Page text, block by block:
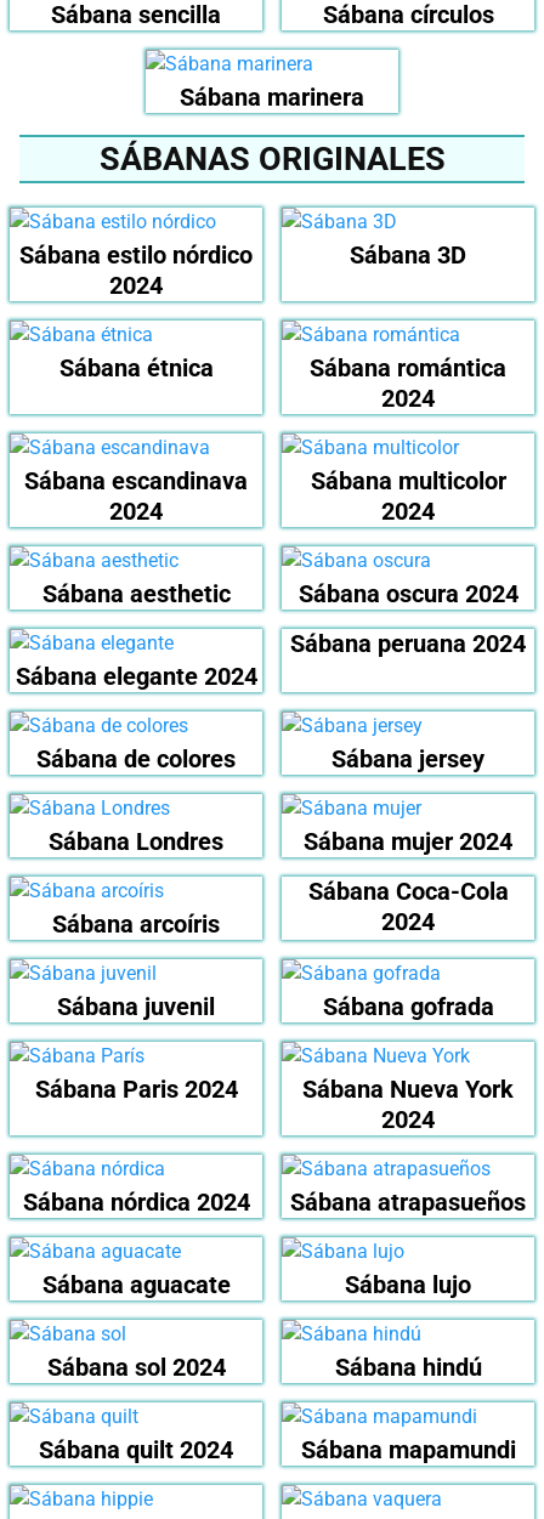
Sábana sencilla Sábana círculos
Sábana marinera
SÁBANAS ORIGINALES
Sábana estilo nórdico
2024
Sábana 3D
Sábana étnica
Sábana romántica
2024
Sábana escandinava
2024
Sábana multicolor
2024
Sábana aesthetic Sábana oscura 2024
Sábana elegante 2024
Sábana peruana 2024
Sábana de colores Sábana jersey
Sábana Londres Sábana mujer 2024
Sábana arcoíris
Sábana Coca-Cola
2024
Sábana juvenil Sábana gofrada
Sábana Paris 2024
Sábana Nueva York
2024
Sábana nórdica 2024 Sábana atrapasueños
Sábana aguacate Sábana lujo
Sábana sol 2024 Sábana hindú
Sábana quilt 2024 Sábana mapamundi